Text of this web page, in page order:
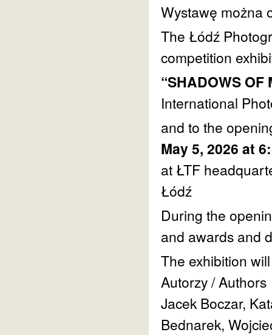
Wystawę można
The Łódź
competition
“SHADOWS OF
International
and to the
May 5, 2026 at
at ŁTF
Łódź
During the
and awards and
The exhibition
Autorzy / Authors
Jacek Boczar,
Bednarek,